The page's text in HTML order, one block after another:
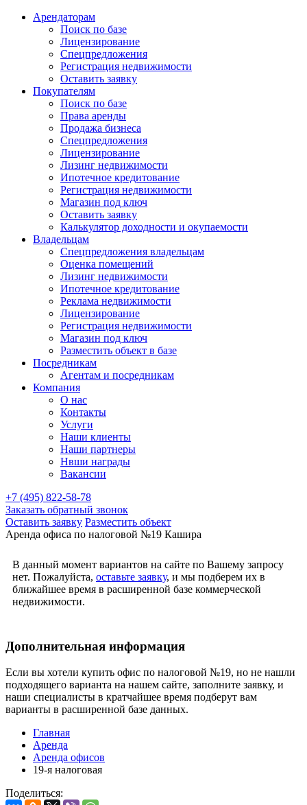
Арендаторам
Поиск по базе
Лицензирование
Спецпредложения
Регистрация недвижимости
Оставить заявку
Покупателям
Поиск по базе
Права аренды
Продажа бизнеса
Спецпредложения
Лицензирование
Лизинг недвижимости
Ипотечное кредитование
Регистрация недвижимости
Магазин под ключ
Оставить заявку
Калькулятор доходности и окупаемости
Владельцам
Спецпредложения владельцам
Оценка помещений
Лизинг недвижимости
Ипотечное кредитование
Реклама недвижимости
Лицензирование
Регистрация недвижимости
Магазин под ключ
Разместить объект в базе
Посредникам
Агентам и посредникам
Компания
О нас
Контакты
Услуги
Наши клиенты
Наши партнеры
Нвши награды
Вакансии
+7 (495) 822-58-78
Заказать обратный звонок
Оставить заявку Разместить объект
Аренда офиса по налоговой №19 Кашира
В данный момент вариантов на сайте по Вашему запросу
нет. Пожалуйста, оставьте заявку, и мы подберем их в
ближайшее время в расширенной базе коммерческой
недвижимости.
Дополнительная информация
Если вы хотели купить офис по налоговой №19, но не нашли
подходящего варианта на нашем сайте, заполните заявку, и
наши специалисты в кратчайшее время подберут вам
варианты в расширенной базе данных.
Главная
Аренда
Аренда офисов
19-я налоговая
Поделиться: